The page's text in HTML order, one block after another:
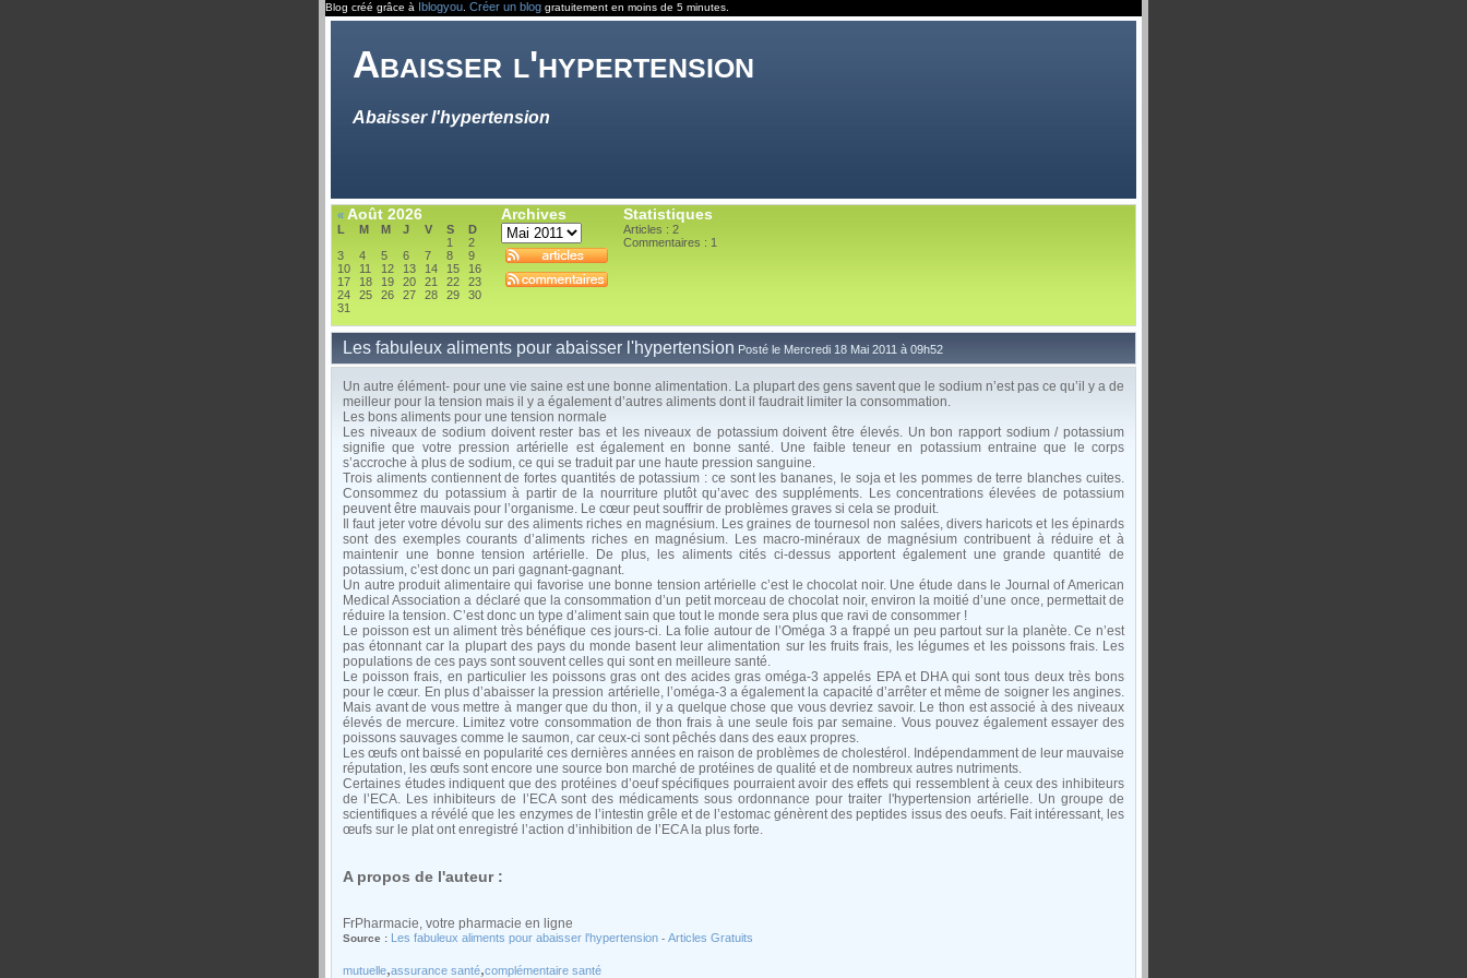
Blog créé grâce à Iblogyou Créer un blog gratuitement en moins de 5 minutes.
Abaisser l'hypertension
Abaisser l'hypertension
« Août 2026
L M M J V S
D
1
2
3
4 5 6 7 8
9
10
11 12 13 14 15
16
17
18 19 20 21 22
23
24
25 26 27 28 29
30
31
Archives Statistiques
Articles : 2
Commentaires : 1
Les fabuleux aliments pour abaisser l'hypertension Posté le Mercredi 18 Mai 2011 à 09h52
Un autre élément- pour une vie saine est une bonne alimentation. La plupart des gens savent que le sodium n’est pas ce qu’il y a de
meilleur pour la tension mais il y a également d’autres aliments dont il faudrait limiter la consommation.
Les bons aliments pour une tension normale
Les niveaux de sodium doivent rester bas et les niveaux de potassium doivent être élevés. Un bon rapport sodium / potassium
signifie que votre pression artérielle est également en bonne santé. Une faible teneur en potassium entraine que le corps
s’accroche à plus de sodium, ce qui se traduit par une haute pression sanguine.
Trois aliments contiennent de fortes quantités de potassium : ce sont les bananes, le soja et les pommes de terre blanches cuites.
Consommez du potassium à partir de la nourriture plutôt qu’avec des suppléments. Les concentrations élevées de potassium
peuvent être mauvais pour l’organisme. Le cœur peut souffrir de problèmes graves si cela se produit.
Il faut jeter votre dévolu sur des aliments riches en magnésium. Les graines de tournesol non salées, divers haricots et les épinards
sont des exemples courants d’aliments riches en magnésium. Les macro-minéraux de magnésium contribuent à réduire et à
maintenir une bonne tension artérielle. De plus, les aliments cités ci-dessus apportent également une grande quantité de
potassium, c’est donc un pari gagnant-gagnant.
Un autre produit alimentaire qui favorise une bonne tension artérielle c’est le chocolat noir. Une étude dans le Journal of American
Medical Association a déclaré que la consommation d’un petit morceau de chocolat noir, environ la moitié d’une once, permettait de
réduire la tension. C’est donc un type d’aliment sain que tout le monde sera plus que ravi de consommer !
Le poisson est un aliment très bénéfique ces jours-ci. La folie autour de l’Oméga 3 a frappé un peu partout sur la planète. Ce n’est
pas étonnant car la plupart des pays du monde basent leur alimentation sur les fruits frais, les légumes et les poissons frais. Les
populations de ces pays sont souvent celles qui sont en meilleure santé.
Le poisson frais, en particulier les poissons gras ont des acides gras oméga-3 appelés EPA et DHA qui sont tous deux très bons
pour le cœur. En plus d’abaisser la pression artérielle, l’oméga-3 a également la capacité d’arrêter et même de soigner les angines.
Mais avant de vous mettre à manger que du thon, il y a quelque chose que vous devriez savoir. Le thon est associé à des niveaux
élevés de mercure. Limitez votre consommation de thon frais à une seule fois par semaine. Vous pouvez également essayer des
poissons sauvages comme le saumon, car ceux-ci sont pêchés dans des eaux propres.
Les œufs ont baissé en popularité ces dernières années en raison de problèmes de cholestérol. Indépendamment de leur mauvaise
réputation, les œufs sont encore une source bon marché de protéines de qualité et de nombreux autres nutriments.
Certaines études indiquent que des protéines d’oeuf spécifiques pourraient avoir des effets qui ressemblent à ceux des inhibiteurs
de l’ECA. Les inhibiteurs de l’ECA sont des médicaments sous ordonnance pour traiter l'hypertension artérielle. Un groupe de
scientifiques a révélé que les enzymes de l’intestin grêle et de l’estomac génèrent des peptides issus des oeufs. Fait intéressant, les
œufs sur le plat ont enregistré l’action d’inhibition de l’ECA la plus forte.
A propos de l'auteur :
FrPharmacie, votre pharmacie en ligne
Source : Les fabuleux aliments pour abaisser l'hypertension - Articles Gratuits
mutuelle,assurance santé,complémentaire santé